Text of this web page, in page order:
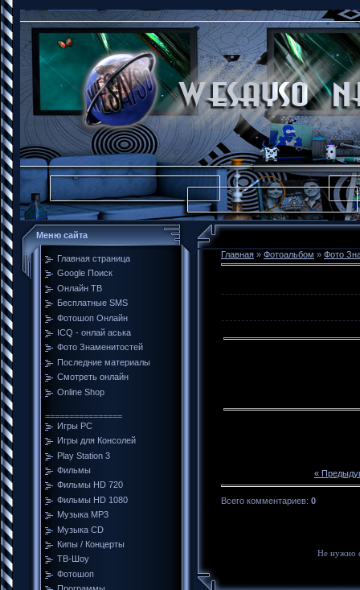
Меню сайта
Главная страница
Google Поиск
Онлайн ТВ
Бесплатные SMS
Фотошоп Онлайн
ICQ - онлай аська
Фото Знаменитостей
Последние материалы
Смотреть онлайн
Online Shop
================
Игры PC
Игры для Консолей
Play Station 3
Фильмы
Фильмы HD 720
Фильмы HD 1080
Музыка MP3
Музыка CD
Кипы / Концерты
ТВ-Шоу
Фотошоп
Главная » Фотоальбом » Фото
«
Всего комментариев: 0
Не нужно